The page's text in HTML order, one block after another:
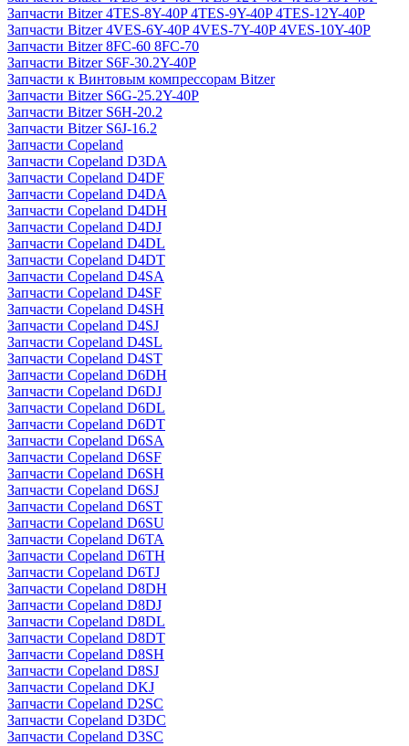
Запчасти Bitzer 4TES-8Y-40P 4TES-9Y-40P 4TES-12Y-40P
Запчасти Bitzer 4VES-6Y-40P 4VES-7Y-40P 4VES-10Y-40P
Запчасти Bitzer 8FC-60 8FC-70
Запчасти Bitzer S6F-30.2Y-40P
Запчасти к Винтовым компрессорам Bitzer
Запчасти Bitzer S6G-25.2Y-40P
Запчасти Bitzer S6H-20.2
Запчасти Bitzer S6J-16.2
Запчасти Copeland
Запчасти Copeland D3DA
Запчасти Copeland D4DF
Запчасти Copeland D4DA
Запчасти Copeland D4DH
Запчасти Copeland D4DJ
Запчасти Copeland D4DL
Запчасти Copeland D4DT
Запчасти Copeland D4SA
Запчасти Copeland D4SF
Запчасти Copeland D4SH
Запчасти Copeland D4SJ
Запчасти Copeland D4SL
Запчасти Copeland D4ST
Запчасти Copeland D6DH
Запчасти Copeland D6DJ
Запчасти Copeland D6DL
Запчасти Copeland D6DT
Запчасти Copeland D6SA
Запчасти Copeland D6SF
Запчасти Copeland D6SH
Запчасти Copeland D6SJ
Запчасти Copeland D6ST
Запчасти Copeland D6SU
Запчасти Copeland D6TA
Запчасти Copeland D6TH
Запчасти Copeland D6TJ
Запчасти Copeland D8DH
Запчасти Copeland D8DJ
Запчасти Copeland D8DL
Запчасти Copeland D8DT
Запчасти Copeland D8SH
Запчасти Copeland D8SJ
Запчасти Copeland DKJ
Запчасти Copeland D2SC
Запчасти Copeland D3DC
Запчасти Copeland D3SC